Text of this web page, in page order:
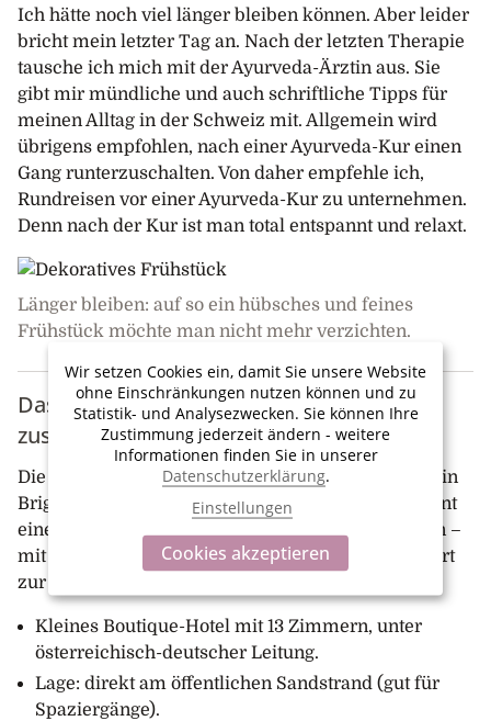
Ich hätte noch viel länger bleiben können. Aber leider
bricht mein letzter Tag an. Nach der letzten Therapie
tausche ich mich mit der Ayurveda-Ärztin aus. Sie
gibt mir mündliche und auch schriftliche Tipps für
meinen Alltag in der Schweiz mit. Allgemein wird
übrigens empfohlen, nach einer Ayurveda-Kur einen
Gang runterzuschalten. Von daher empfehle ich,
Rundreisen vor einer Ayurveda-Kur zu unternehmen.
Denn nach der Kur ist man total entspannt und relaxt.
Länger bleiben: auf so ein hübsches und feines
Frühstück möchte man nicht mehr verzichten.
Das ANANDA Ayurveda Resort kurz
zusammengefasst
Die Hotelbesitzerin Ira Schäffner und die Managerin
Brigitte Meier haben mit viel Liebe und Engagement
eine Wohlfühloase für Körper und Geist geschaffen –
mit hohem Erholungswert. Kaum da, kam ich sofort
zur Ruhe.
Kleines Boutique-Hotel mit 13 Zimmern, unter
österreichisch-deutscher Leitung.
Lage: direkt am öffentlichen Sandstrand (gut für
Spaziergänge).
Wir setzen Cookies ein, damit Sie unsere Website
ohne Einschränkungen nutzen können und zu
Statistik- und Analysezwecken. Sie können Ihre
Zustimmung jederzeit ändern - weitere
Informationen finden Sie in unserer
Datenschutzerklärung.
Einstellungen
Cookies akzeptieren